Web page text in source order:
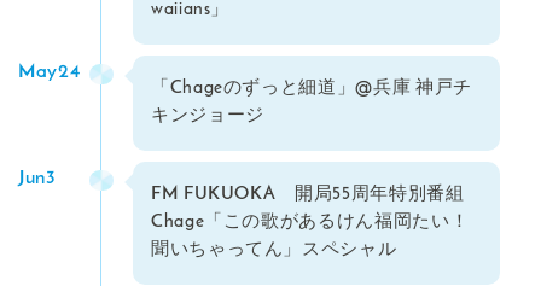
waiians」
「Chageのずっと細道」@兵庫 神戸チ
キンジョージ
May24
FM FUKUOKA 開局55周年特別番組
Chage「この歌があるけん福岡たい！
聞いちゃってん」スペシャル
Jun3